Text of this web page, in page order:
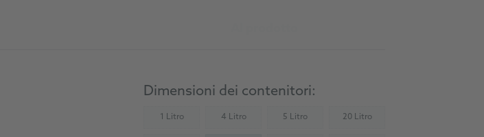
Dimensioni dei contenitori:
1 Litro(Not available)4 Litro
(Not available)5 Litro(Not available)20 Litro
(Not available)